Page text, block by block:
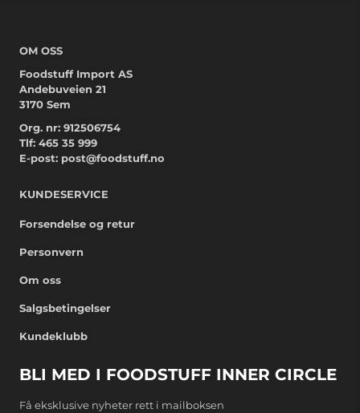
OM OSS
Foodstuff Import AS
Andebuveien 21
3170 Sem
Org. nr: 912506754
Tlf: 465 35 999
E-post: post@foodstuff.no
KUNDESERVICE
Forsendelse og retur
Personvern
Om oss
Salgsbetingelser
Kundeklubb
BLI MED I FOODSTUFF INNER CIRCLE
Få eksklusive nyheter rett i mailboksen